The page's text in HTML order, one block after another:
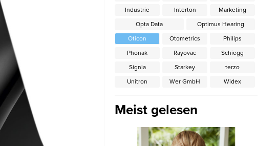
Industrie
Interton
Marketing
Opta Data
Optimus Hearing
Oticon
Otometrics
Philips
Phonak
Rayovac
Schiegg
Signia
Starkey
terzo
Unitron
Wer GmbH Widex
Meist gelesen